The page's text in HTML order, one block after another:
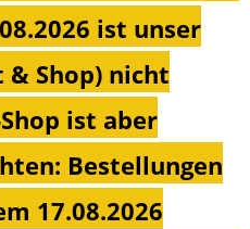
ist unser
Shop) nicht
ist aber
Bestellungen
17.08.2026